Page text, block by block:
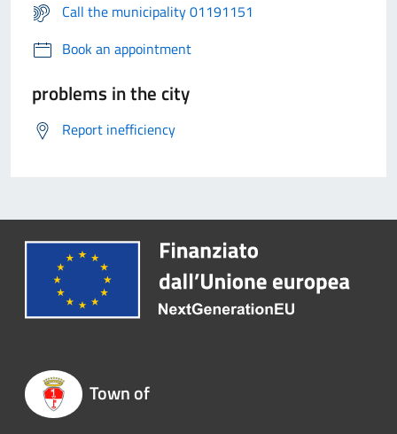
Call the municipality 01191151
Book an appointment
problems in the city
Report inefficiency
Town of